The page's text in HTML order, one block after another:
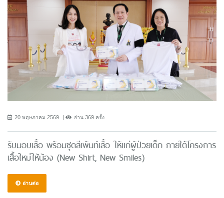
20 พฤษภาคม 2569 อ่าน 369 ครั้ง
รับมอบเสื้อ พร้อมชุดสีเพ้นท์เสื้อ ให้แก่ผู้ป่วยเด็ก ภายใต้โครงการ
เสื้อใหม่ให้น้อง (New Shirt, New Smiles)
อ่านต่อ